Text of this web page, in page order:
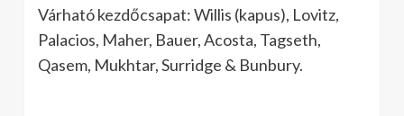
Várható kezdőcsapat: Willis (kapus), Lovitz,
Palacios, Maher, Bauer, Acosta, Tagseth,
Qasem, Mukhtar, Surridge & Bunbury.